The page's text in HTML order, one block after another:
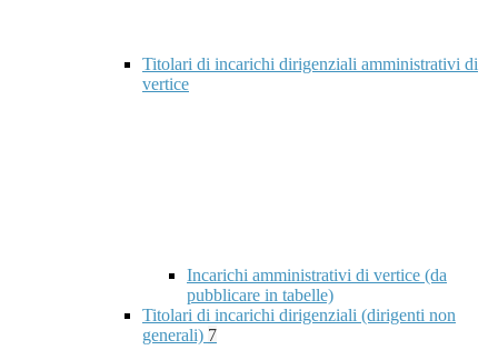
Titolari di incarichi dirigenziali amministrativi di
vertice
Incarichi amministrativi di vertice (da
pubblicare in tabelle)
Titolari di incarichi dirigenziali (dirigenti non
generali) 7